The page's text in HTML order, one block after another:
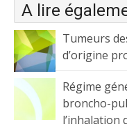
A lire
Tumeurs
d’origine
Régime
broncho-
l’inhalation